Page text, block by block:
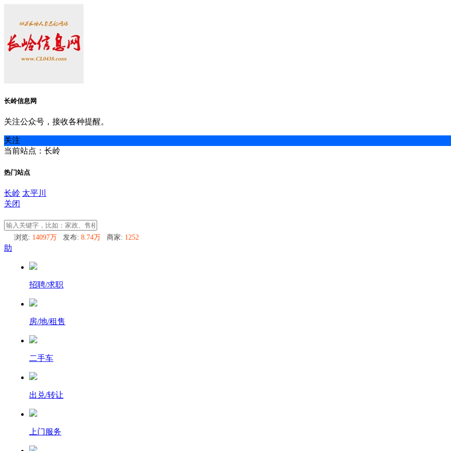
长岭信息网
关注公众号，接收各种提醒。
关注
当前站点：长岭
热门站点
长岭 太平川
关闭
浏览: 14097万 发布: 8.74万 商家: 1252
助
招聘/求职
房/地/租售
二手车
出兑/转让
上门服务